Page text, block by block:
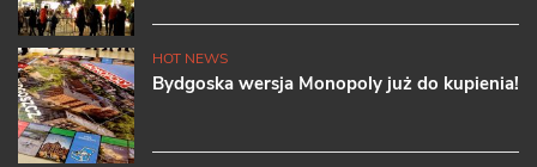
HOT NEWS
Bydgoska wersja Monopoly już do kupienia!